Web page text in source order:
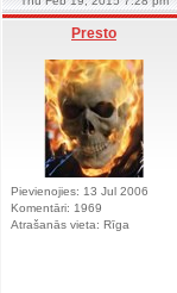
Presto
Pievienojies: 13 Jul 2006
Komentāri: 1969
Atrašanās vieta: Rīga